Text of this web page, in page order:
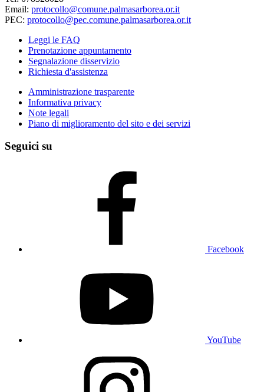
Email: protocollo@comune.palmasarborea.or.it
PEC: protocollo@pec.comune.palmasarborea.or.it
Leggi le FAQ
Prenotazione appuntamento
Segnalazione disservizio
Richiesta d'assistenza
Amministrazione trasparente
Informativa privacy
Note legali
Piano di miglioramento del sito e dei servizi
Seguici su
Facebook
YouTube